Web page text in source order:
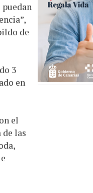
de
3
en
el
las